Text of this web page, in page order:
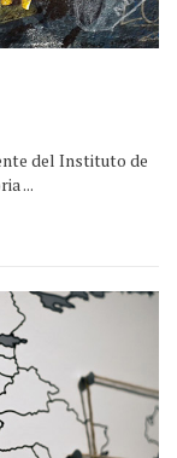
del Instituto de
...